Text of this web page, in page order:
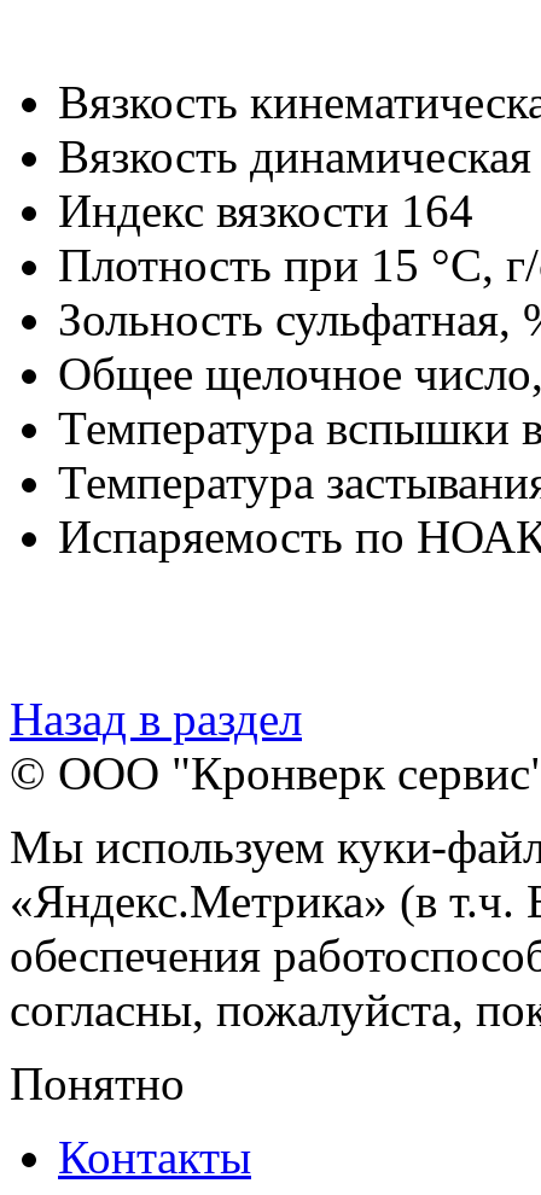
Вязкость
Вязкость
Индекс вязкости 164
Плотность при 15 °С,
Зольность сульфатная,
Общее щелочное
Температура вспышки
Температура
Испаряемость по
Назад в раздел
© ООО "Кронверк
Мы используем куки-
«Яндекс.Метрика» (в т.ч.
обеспечения
согласны, пожалуйста,
Понятно
Контакты